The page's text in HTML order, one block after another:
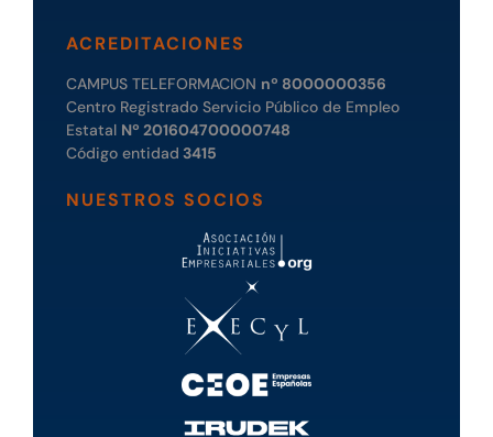
ACREDITACIONES
CAMPUS TELEFORMACION nº 8000000356
Centro Registrado Servicio Público de Empleo
Estatal Nº 201604700000748
Código entidad 3415
NUESTROS SOCIOS